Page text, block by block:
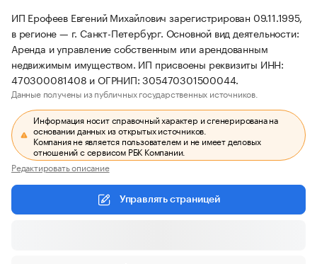
ИП Ерофеев Евгений Михайлович зарегистрирован 09.11.1995,
в регионе — г. Санкт-Петербург. Основной вид деятельности:
Аренда и управление собственным или арендованным
недвижимым имуществом. ИП присвоены реквизиты ИНН:
470300081408 и ОГРНИП: 305470301500044.
Данные получены из публичных государственных источников.
Информация носит справочный характер и сгенерирована на
основании данных из открытых источников.
Компания не является пользователем и не имеет деловых
отношений с сервисом РБК Компании.
Редактировать описание
Управлять страницей